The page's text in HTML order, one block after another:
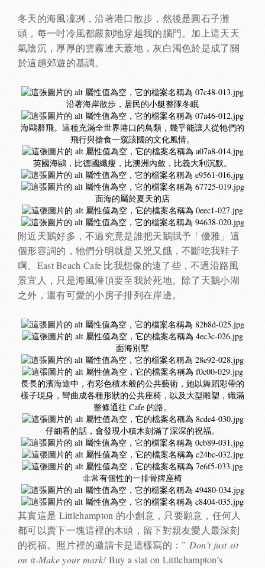
冬天的海風凜冽，沿著港口散步，然後是圓石子灘
頭，每一吋冷風都嚴刻地穿越我的腦門。加上這天天
氣陰沉，厚厚的雲霧連天蓋地，灰白濁色於是成了關
於這趟郊遊的基調。
沿著海岸散步，居民的小艇整隊冬眠
海鷗群飛。這種充滿全世界港口的鳥類，幾乎能讓人從牠們的
飛行與搶食一窺該國的文化風情。
英國海鷗，比德國纖瘦，比澳洲內斂，比義大利沉默。
面海的屬於夏天的店
附近天鵝好多，不過究竟是誰把天鵝賦予「優雅」這
個形容詞的，牠們分明就是又兇又餓，不斷吃我鞋子
啊。East Beach Cafe 比我想像的遠了些，不過沿路風
景宜人，只是海風灌頂要至我於死地。除了天鵝小湖
之外，還有可愛的小房子排列在岸邊。
面海別墅
長長的濱海途中，有彩色積木般的公共藝術，她以舞蹈彩帶的
樣子現身，彎曲成各種形狀的公共座椅，以及大型雕塑，織滿
整條通往 Cafe 的路。
仔細看的話，會發現小積木刻滿了深深的祝福。
非常有個性的一排骨牌座椅
其實這是 Littlehampton 的小創意，只要願意，任何人
都可以賣下一塊這裡的木頭，留下對親友愛人最深刻
的祝福。照片裡的邀請卡是這樣寫的：” Don’t just sit
on it-Make your mark! Buy a slat on Littlehampton’s